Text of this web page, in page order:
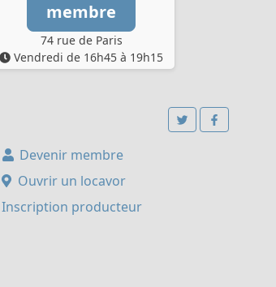
membre
74 rue de Paris
Vendredi de 16h45 à 19h15
Devenir membre
Ouvrir un locavor
producteur